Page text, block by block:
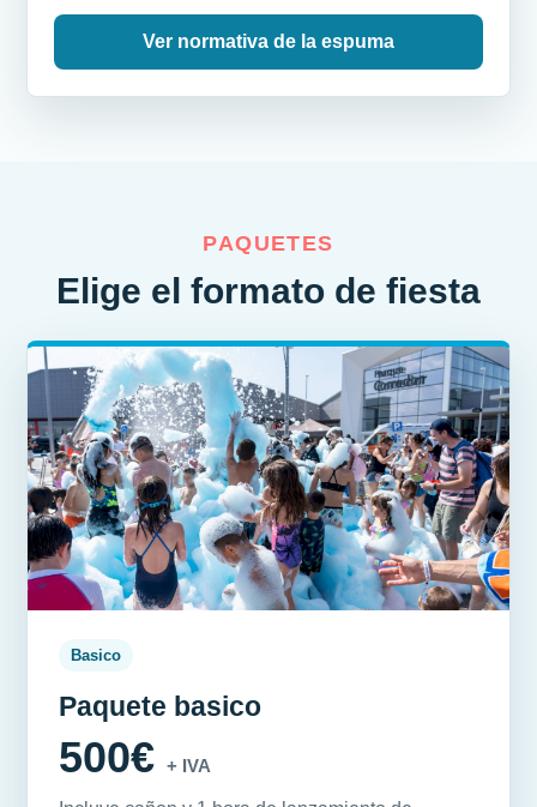
Ver normativa de la espuma
PAQUETES
Elige el formato de fiesta
Basico
Paquete basico
500€+ IVA